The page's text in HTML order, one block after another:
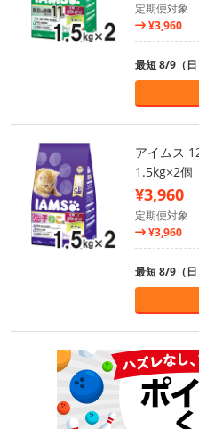
定期便対象
¥3,960
最短 8/9（日
アイムス
1.5kg×2個
¥3,960
定期便対象
¥3,960
最短 8/9（日